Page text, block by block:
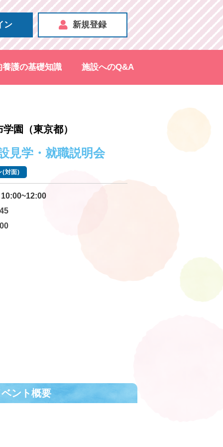
ン 新規登録
養護の基礎知識 施設へのQ&A
園（東京都）
見学・就職説明会
(対面)
ント概要